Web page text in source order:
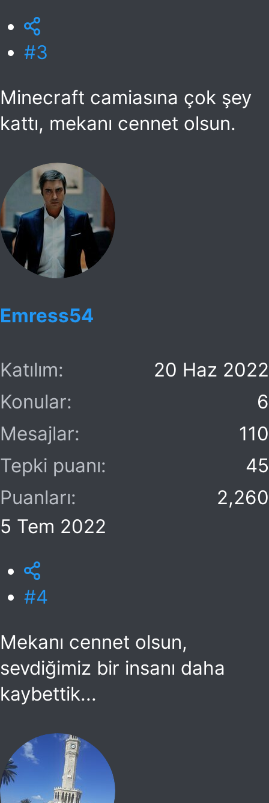
#3
Minecraft camiasına çok şey
kattı, mekanı cennet olsun.
Emress54
Katılım
20 Haz 2022
Konular
6
Mesajlar
110
Tepki puanı
45
Puanları
2,260
5 Tem 2022
#4
Mekanı cennet olsun,
sevdiğimiz bir insanı daha
kaybettik...